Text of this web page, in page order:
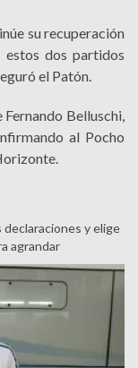
su recuperación
dos partidos
el Patón.
Belluschi,
al Pocho
y elige
agrandar